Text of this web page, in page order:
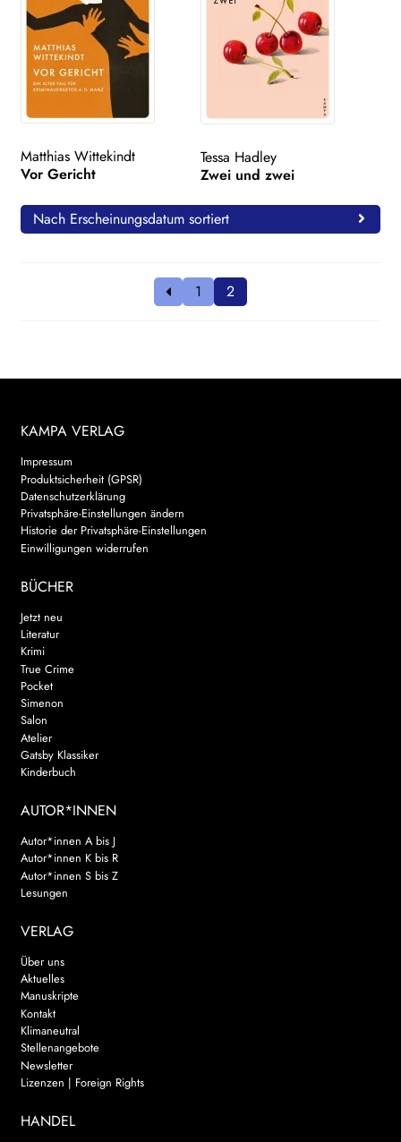
Matthias Wittekindt
Vor Gericht
Tessa Hadley
Zwei und zwei
Nach Erscheinungsdatum sortiert
1 2
KAMPA VERLAG
Impressum
Produktsicherheit (GPSR)
Datenschutzerklärung
Privatsphäre-Einstellungen ändern
Historie der Privatsphäre-Einstellungen
Einwilligungen widerrufen
BÜCHER
Jetzt neu
Literatur
Krimi
True Crime
Pocket
Simenon
Salon
Atelier
Gatsby Klassiker
Kinderbuch
AUTOR*INNEN
Autor*innen A bis J
Autor*innen K bis R
Autor*innen S bis Z
Lesungen
VERLAG
Über uns
Aktuelles
Manuskripte
Kontakt
Klimaneutral
Stellenangebote
Newsletter
Lizenzen | Foreign Rights
HANDEL